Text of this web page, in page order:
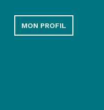
MON PROFIL